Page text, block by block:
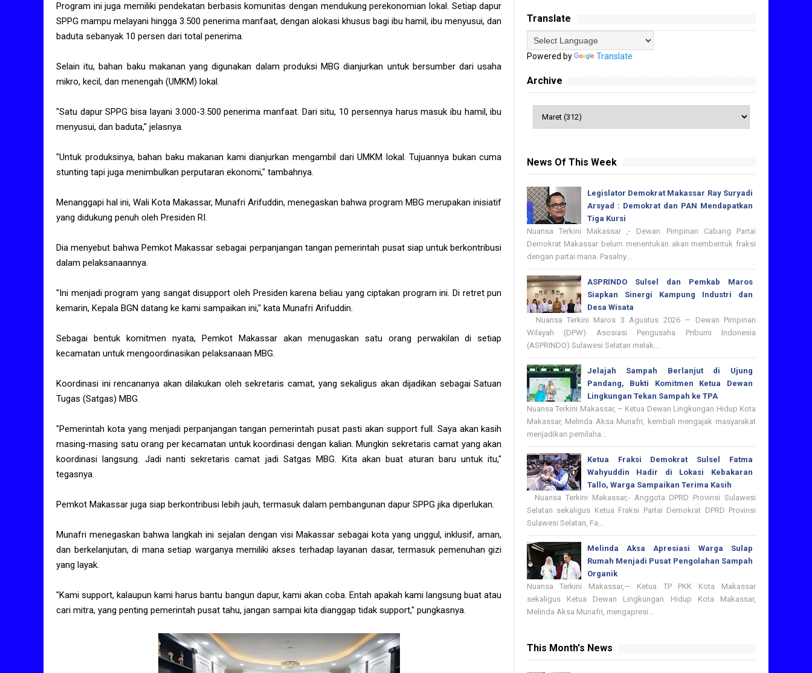
Program ini juga memiliki pendekatan berbasis komunitas dengan mendukung perekonomian lokal. Setiap dapur
SPPG mampu melayani hingga 3.500 penerima manfaat, dengan alokasi khusus bagi ibu hamil, ibu menyusui, dan
baduta sebanyak 10 persen dari total penerima.
Selain itu, bahan baku makanan yang digunakan dalam produksi MBG dianjurkan untuk bersumber dari usaha
mikro, kecil, dan menengah (UMKM) lokal.
"Satu dapur SPPG bisa layani 3.000-3.500 penerima manfaat. Dari situ, 10 persennya harus masuk ibu hamil, ibu
menyusui, dan baduta," jelasnya.
"Untuk produksinya, bahan baku makanan kami dianjurkan mengambil dari UMKM lokal. Tujuannya bukan cuma
stunting tapi juga menimbulkan perputaran ekonomi," tambahnya.
Menanggapi hal ini, Wali Kota Makassar, Munafri Arifuddin, menegaskan bahwa program MBG merupakan inisiatif
yang didukung penuh oleh Presiden RI.
Dia menyebut bahwa Pemkot Makassar sebagai perpanjangan tangan pemerintah pusat siap untuk berkontribusi
dalam pelaksanaannya.
"Ini menjadi program yang sangat disupport oleh Presiden karena beliau yang ciptakan program ini. Di retret pun
kemarin, Kepala BGN datang ke kami sampaikan ini," kata Munafri Arifuddin.
Sebagai bentuk komitmen nyata, Pemkot Makassar akan menugaskan satu orang perwakilan di setiap
kecamatan untuk mengoordinasikan pelaksanaan MBG.
Koordinasi ini rencananya akan dilakukan oleh sekretaris camat, yang sekaligus akan dijadikan sebagai Satuan
Tugas (Satgas) MBG.
"Pemerintah kota yang menjadi perpanjangan tangan pemerintah pusat pasti akan support full. Saya akan kasih
masing-masing satu orang per kecamatan untuk koordinasi dengan kalian. Mungkin sekretaris camat yang akan
koordinasi langsung. Jadi nanti sekretaris camat jadi Satgas MBG. Kita akan buat aturan baru untuk itu,"
tegasnya.
Pemkot Makassar juga siap berkontribusi lebih jauh, termasuk dalam pembangunan dapur SPPG jika diperlukan.
Munafri menegaskan bahwa langkah ini sejalan dengan visi Makassar sebagai kota yang unggul, inklusif, aman,
dan berkelanjutan, di mana setiap warganya memiliki akses terhadap layanan dasar, termasuk pemenuhan gizi
yang layak.
"Kami support, kalaupun kami harus bantu bangun dapur, kami akan coba. Entah apakah kami langsung buat atau
cari mitra, yang penting pemerintah pusat tahu, jangan sampai kita dianggap tidak support," pungkasnya.
Translate
Powered by Translate
Archive
News Of This Week
Legislator Demokrat Makassar Ray Suryadi
Arsyad : Demokrat dan PAN Mendapatkan
Tiga Kursi
Nuansa Terkini Makassar ,- Dewan Pimpinan Cabang Partai
Demokrat Makassar belum menentukan akan membentuk fraksi
dengan partai mana. Pasalny...
ASPRINDO Sulsel dan Pemkab Maros
Siapkan Sinergi Kampung Industri dan
Desa Wisata
Nuansa Terkini Maros 3 Agustus 2026 — Dewan Pimpinan
Wilayah (DPW) Asosiasi Pengusaha Pribumi Indonesia
(ASPRINDO) Sulawesi Selatan melak...
Jelajah Sampah Berlanjut di Ujung
Pandang, Bukti Komitmen Ketua Dewan
Lingkungan Tekan Sampah ke TPA
Nuansa Terkini Makassar, – Ketua Dewan Lingkungan Hidup Kota
Makassar, Melinda Aksa Munafri, kembali mengajak masyarakat
menjadikan pemilaha...
Ketua Fraksi Demokrat Sulsel Fatma
Wahyuddin Hadir di Lokasi Kebakaran
Tallo, Warga Sampaikan Terima Kasih
Nuansa Terkini Makassar,- Anggota DPRD Provinsi Sulawesi
Selatan sekaligus Ketua Fraksi Partai Demokrat DPRD Provinsi
Sulawesi Selatan, Fa...
Melinda Aksa Apresiasi Warga Sulap
Rumah Menjadi Pusat Pengolahan Sampah
Organik
Nuansa Terkini Makassar,— Ketua TP PKK Kota Makassar
sekaligus Ketua Dewan Lingkungan Hidup Kota Makassar,
Melinda Aksa Munafri, mengapresi...
This Month's News